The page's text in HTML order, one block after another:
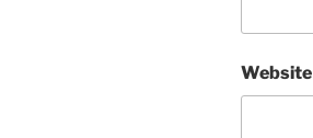
Website